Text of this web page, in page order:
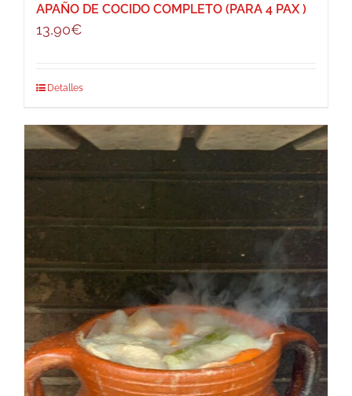
APAÑO DE COCIDO COMPLETO (PARA 4 PAX )
13,90€
Detalles